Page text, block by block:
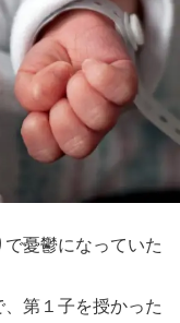
憂鬱になっていた
、第１子を授かった